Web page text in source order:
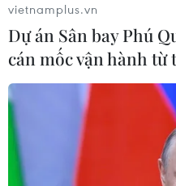
vietnamplus.vn
Dự án Sân bay Phú
cán mốc vận hành từ